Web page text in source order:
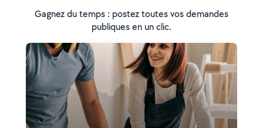
Gagnez du temps : postez toutes vos demandes
publiques en un clic.